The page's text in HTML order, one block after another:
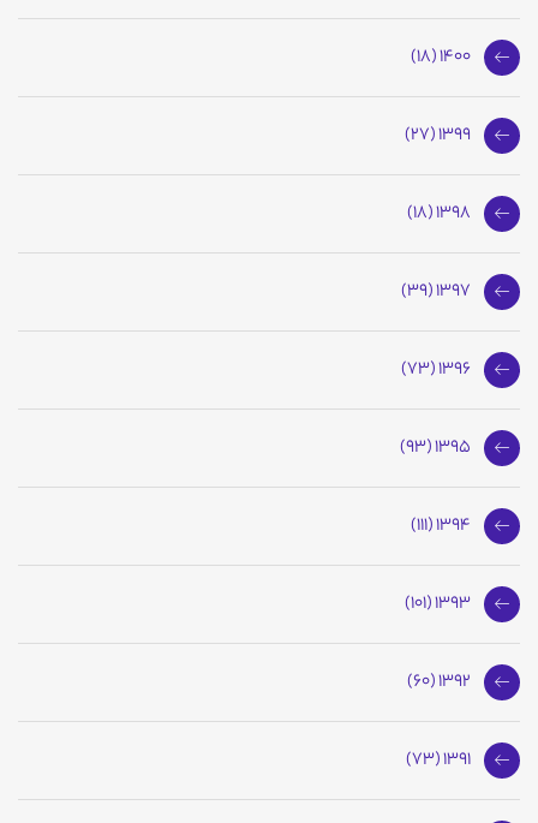
1400 (18)
1399 (27)
1398 (18)
1397 (39)
1396 (73)
1395 (93)
1394 (111)
1393 (101)
1392 (60)
1391 (73)